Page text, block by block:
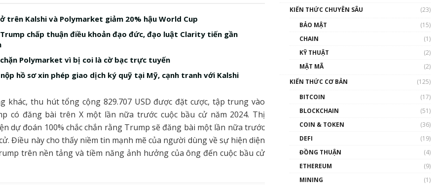
trên Kalshi và Polymarket giảm 20% hậu World Cup
chấp thuận điều khoản đạo đức, đạo luật Clarity tiến gần
chặn Polymarket vì bị coi là cờ bạc trực tuyến
hồ sơ xin phép giao dịch ký quỹ tại Mỹ, cạnh tranh với Kalshi
khác, thu hút tổng cộng 829.707 USD được đặt cược, tập trung vào
có đăng bài trên X một lần nữa trước cuộc bầu cử năm 2024. Thị
dự đoán 100% chắc chắn rằng Trump sẽ đăng bài một lần nữa trước
Điều này cho thấy niềm tin mạnh mẽ của người dùng về sự hiện diện
trên nền tảng và tiềm năng ảnh hưởng của ông đến cuộc bầu cử
nhân vật ảnh hưởng nhất
hệ sinh thái tiền mã hoá |
Blockchain
Nhân sự tương lại ngành
Blockchain Việt Nam | Phổ
cập Blockchain
Blockchain đang được ứng
KIẾN THỨC CHUYÊN SÂU
(23)
BẢO MẬT
(15)
CHAIN
(1)
KỸ THUẬT
(2)
MẬT MÃ
(2)
KIẾN THỨC CƠ BẢN
(125)
BITCOIN
(17)
BLOCKCHAIN
(51)
COIN & TOKEN
(36)
DEFI
(19)
ĐỒNG THUẬN
(4)
ETHEREUM
(9)
MINING
(1)